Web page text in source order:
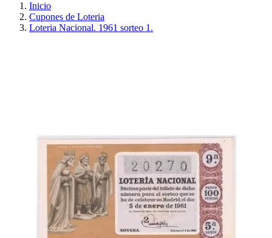
Inicio
Cupones de Loteria
Loteria Nacional. 1961 sorteo 1.